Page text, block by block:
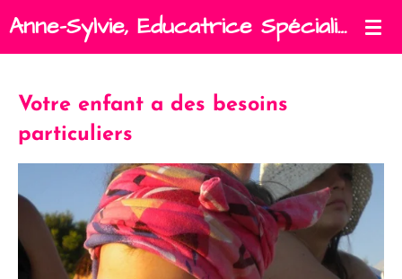
Passer
principal
Anne-Sylvie, Educatrice Spécialisée libérale
Votre enfant a des besoins
particuliers